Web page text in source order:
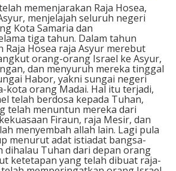
memenjarakan Raja Hosea,
menjelajah seluruh negeri
Kota Samaria dan
tiga tahun. Dalam tahun
Raja Hosea raja Asyur merebut
orang-orang Israel ke Asyur,
dan menyuruh mereka tinggal
Habor, yakni sungai negeri
kota orang Madai. Hal itu terjadi,
telah berdosa kepada Tuhan,
telah menuntun mereka dari
Firaun, raja Mesir, dan
menyembah allah lain. Lagi pula
menurut adat istiadat bangsa-
dihalau Tuhan dari depan orang
ketetapan yang telah dibuat raja-